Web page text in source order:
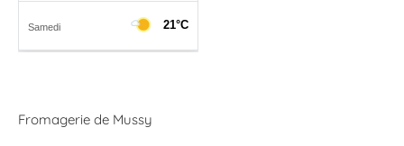
Fromagerie de Mussy